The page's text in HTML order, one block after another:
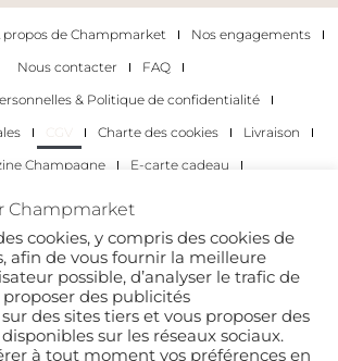
propos de Champmarket
Nos engagements
Nous contacter
FAQ
& Politique de confidentialité
CGV Charte des cookies
Livraison
Champagne
E-carte cadeau
du champagne
Pour les particuliers
Pour les entreprises
© tous droits réservés. Champmarket.
Champmarket
cookies, y compris des cookies de
afin de vous fournir la meilleure
possible, d’analyser le trafic de
des publicités
des sites tiers et vous proposer des
sur les réseaux sociaux.
à tout moment vos préférences en